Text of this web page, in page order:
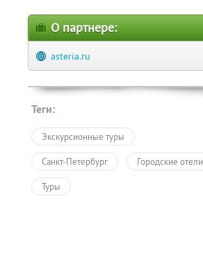
О партнере:
asteria.ru
Теги:
Экскурсионные туры
Санкт-Петербург Городские отели
Туры